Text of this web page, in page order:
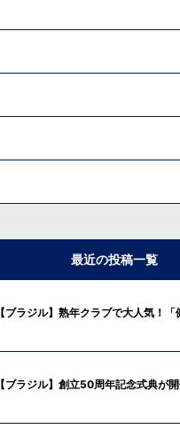
最近の投稿一覧
【ブラジル】熟年クラブで大人気！「
【ブラジル】創立50周年記念式典が開